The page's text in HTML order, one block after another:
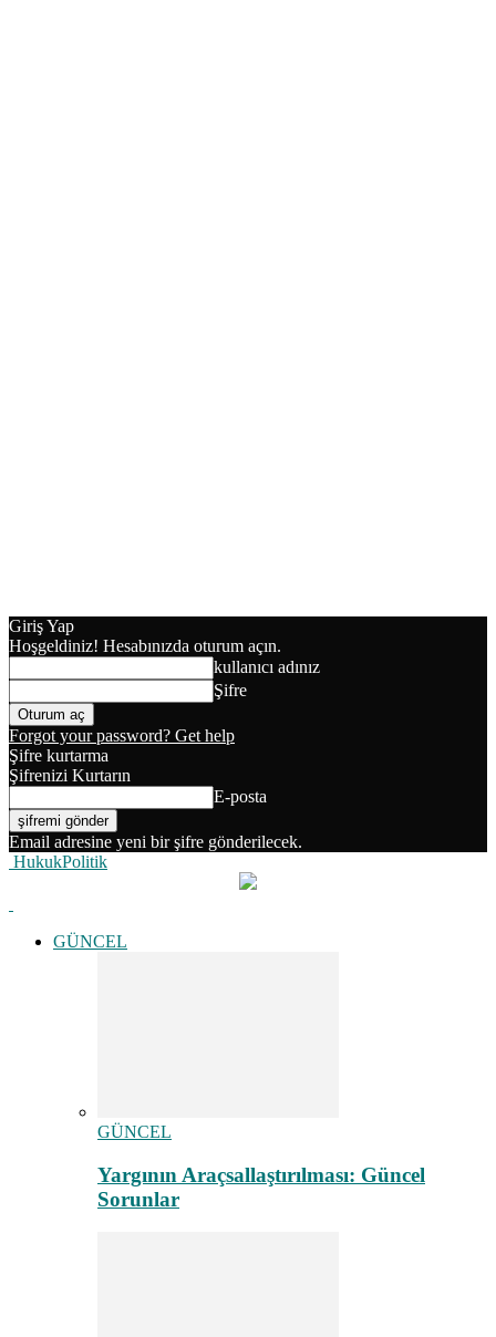
Giriş Yap
Hoşgeldiniz! Hesabınızda oturum açın.
kullanıcı adınız
Şifre
Forgot your password? Get help
Şifre kurtarma
Şifrenizi Kurtarın
E-posta
Email adresine yeni bir şifre gönderilecek.
HukukPolitik
GÜNCEL
GÜNCEL
Yargının Araçsallaştırılması: Güncel
Sorunlar